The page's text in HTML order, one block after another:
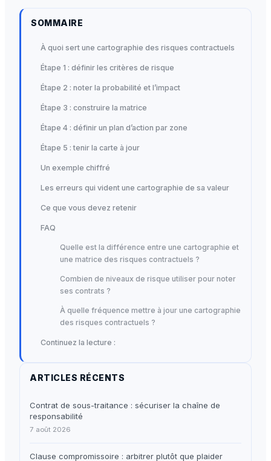
SOMMAIRE
À quoi sert une cartographie des risques contractuels
Étape 1 : définir les critères de risque
Étape 2 : noter la probabilité et l’impact
Étape 3 : construire la matrice
Étape 4 : définir un plan d’action par zone
Étape 5 : tenir la carte à jour
Un exemple chiffré
Les erreurs qui vident une cartographie de sa valeur
Ce que vous devez retenir
FAQ
Quelle est la différence entre une cartographie et
une matrice des risques contractuels ?
Combien de niveaux de risque utiliser pour noter
ses contrats ?
À quelle fréquence mettre à jour une cartographie
des risques contractuels ?
Continuez la lecture :
ARTICLES RÉCENTS
Contrat de sous-traitance : sécuriser la chaîne de
responsabilité
7 août 2026
Clause compromissoire : arbitrer plutôt que plaider